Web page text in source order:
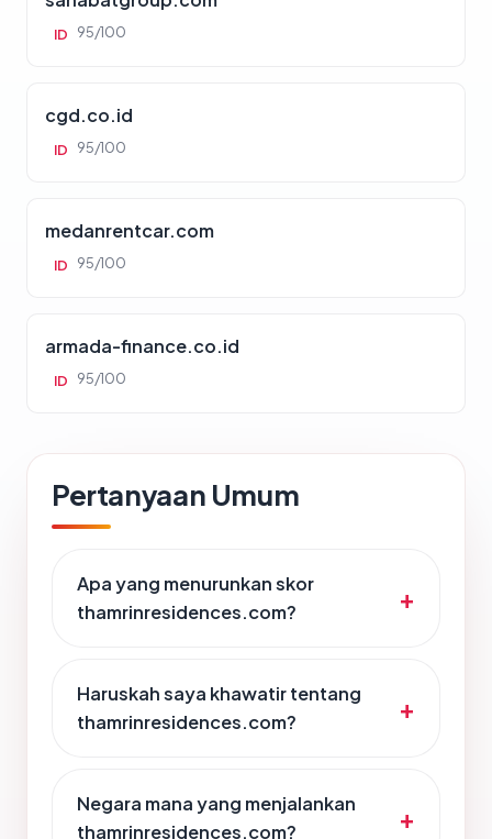
ID 95/100
cgd.co.id
ID 95/100
medanrentcar.com
ID 95/100
armada-finance.co.id
ID 95/100
Pertanyaan Umum
Apa yang menurunkan skor
thamrinresidences.com?
Haruskah saya khawatir tentang
thamrinresidences.com?
Negara mana yang menjalankan
thamrinresidences.com?